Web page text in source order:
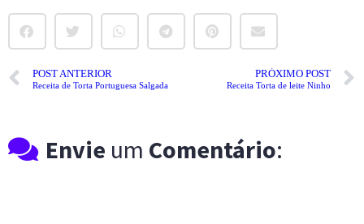
POST ANTERIOR
Receita de Torta Portuguesa Salgada
PRÓXIMO POST
Receita Torta de leite Ninho
Envie um Comentário: